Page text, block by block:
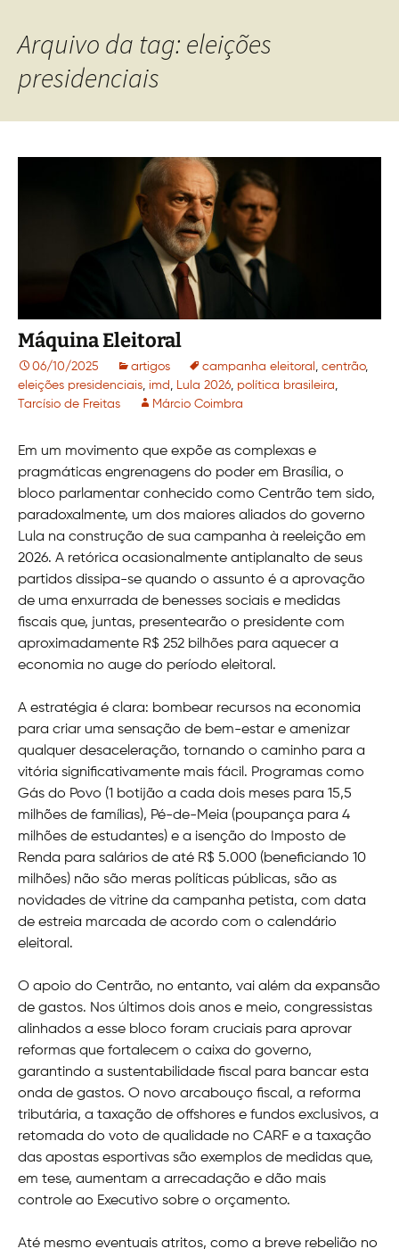
Arquivo da tag: eleições
presidenciais
Máquina Eleitoral
06/10/2025 artigos campanha eleitoral , centrão,
eleições presidenciais, imd , Lula 2026, política brasileira,
Tarcísio de Freitas
Márcio Coimbra
Em um movimento que expõe as complexas e
pragmáticas engrenagens do poder em Brasília, o
bloco parlamentar conhecido como Centrão tem sido,
paradoxalmente, um dos maiores aliados do governo
Lula na construção de sua campanha à reeleição em
2026. A retórica ocasionalmente antiplanalto de seus
partidos dissipa-se quando o assunto é a aprovação
de uma enxurrada de benesses sociais e medidas
fiscais que, juntas, presentearão o presidente com
aproximadamente R$ 252 bilhões para aquecer a
economia no auge do período eleitoral.
A estratégia é clara: bombear recursos na economia
para criar uma sensação de bem-estar e amenizar
qualquer desaceleração, tornando o caminho para a
vitória significativamente mais fácil. Programas como
Gás do Povo (1 botijão a cada dois meses para 15,5
milhões de famílias), Pé-de-Meia (poupança para 4
milhões de estudantes) e a isenção do Imposto de
Renda para salários de até R$ 5.000 (beneficiando 10
milhões) não são meras políticas públicas, são as
novidades de vitrine da campanha petista, com data
de estreia marcada de acordo com o calendário
eleitoral.
O apoio do Centrão, no entanto, vai além da expansão
de gastos. Nos últimos dois anos e meio, congressistas
alinhados a esse bloco foram cruciais para aprovar
reformas que fortalecem o caixa do governo,
garantindo a sustentabilidade fiscal para bancar esta
onda de gastos. O novo arcabouço fiscal, a reforma
tributária, a taxação de offshores e fundos exclusivos, a
retomada do voto de qualidade no CARF e a taxação
das apostas esportivas são exemplos de medidas que,
em tese, aumentam a arrecadação e dão mais
controle ao Executivo sobre o orçamento.
Até mesmo eventuais atritos, como a breve rebelião no